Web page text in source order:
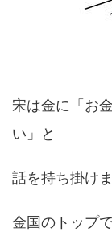
宋は金に「お
い」と
話を持ち掛けま
金国のトップ